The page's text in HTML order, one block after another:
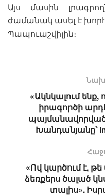
Այս մասին
ժամանակ ասել է
Պապուաշվիլին։
«Ակնկալում
իրագործի
Խանդանյանը՝
«Ով կարծում է,
ձեռքերս ծալած
տալիս».